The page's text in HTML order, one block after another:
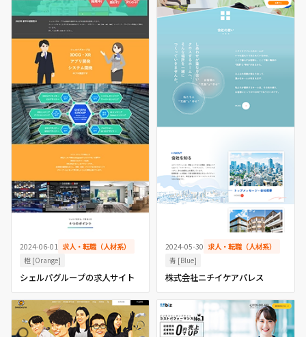
2024-06-01 求人・転職（人材系）
橙 [Orange]
シェルパグループの求人サイト
2024-05-30 求人・転職（人材系）
青 [Blue]
株式会社ニチイケアパレス